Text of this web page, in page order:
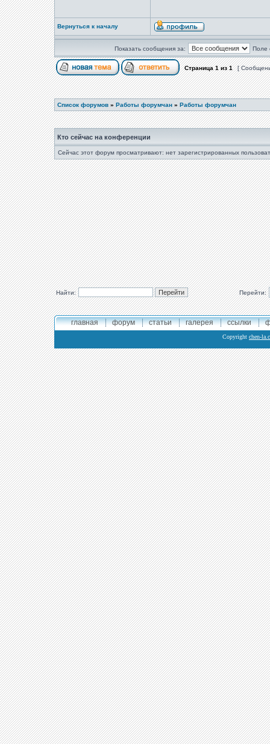
Вернуться к началу
Показать сообщения за: Поле
Страница1из1 [
Список форумов » Работы форумчан » Работы форумчан
Кто сейчас на конференции
Сейчас этот форум просматривают: нет зарегистрированных
Найти: Перейти:
главная форум статьи галерея ссылки
Copyright chen-